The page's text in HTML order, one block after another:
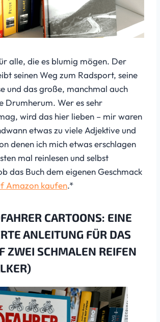
alle, die es blumig mögen. Der
seinen Weg zum Radsport, seine
und das große, manchmal auch
Drumherum. Wer es sehr
wird das hier lieben – mir waren
etwas zu viele Adjektive und
denen ich mich etwas erschlagen
mal reinlesen und selbst
das Buch dem eigenen Geschmack
Amazon kaufen.*
CARTOONS: EINE
ANLEITUNG FÜR DAS
ZWEI SCHMALEN REIFEN